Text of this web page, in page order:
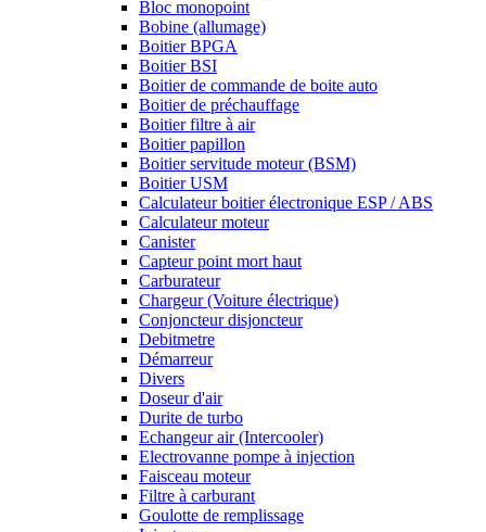
Bloc monopoint
Bobine (allumage)
Boitier BPGA
Boitier BSI
Boitier de commande de boite auto
Boitier de préchauffage
Boitier filtre à air
Boitier papillon
Boitier servitude moteur (BSM)
Boitier USM
Calculateur boitier électronique ESP / ABS
Calculateur moteur
Canister
Capteur point mort haut
Carburateur
Chargeur (Voiture électrique)
Conjoncteur disjoncteur
Debitmetre
Démarreur
Divers
Doseur d'air
Durite de turbo
Echangeur air (Intercooler)
Electrovanne pompe à injection
Faisceau moteur
Filtre à carburant
Goulotte de remplissage